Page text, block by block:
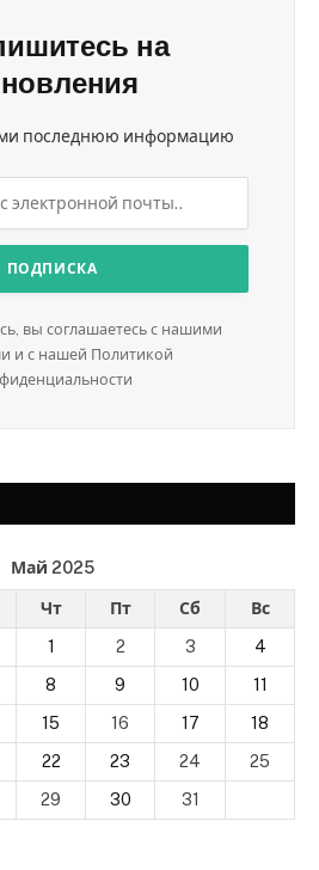
на
последнюю информацию
вы соглашаетесь с нашими
и с нашей Политикой
Май 2025
Чт Пт Сб
Вс
1
2 3
4
8 9 10
11
15 16 17
18
22 23 24
25
29 30 31